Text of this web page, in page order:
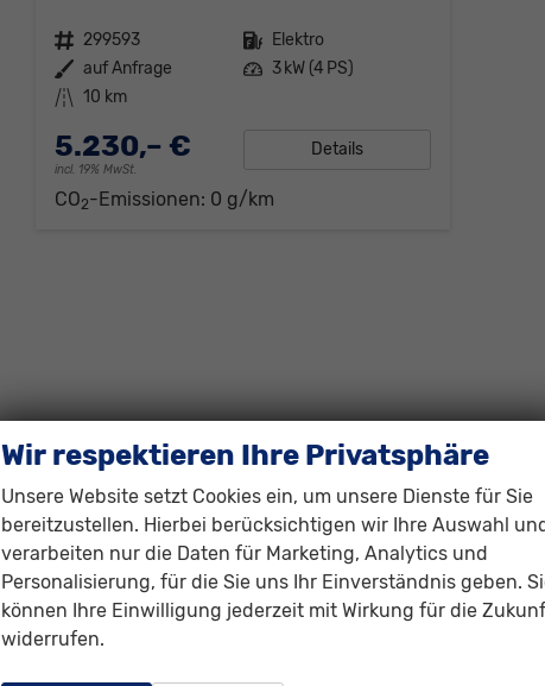
Fahrzeugnr. 299593 Kraftstoff Elektro
Außenfarbe auf Anfrage Leistung 3 kW (4 PS)
Kilometerstand 10 km
5.230,– €
incl. 19% MwSt.
Details
CO2-Emissionen: 0 g/km
Wir respektieren Ihre Privatsphäre
Unsere Website setzt Cookies ein, um unsere Dienste für Sie
bereitzustellen. Hierbei berücksichtigen wir Ihre Auswahl
verarbeiten nur die Daten für Marketing, Analytics und
Personalisierung, für die Sie uns Ihr Einverständnis geben.
können Ihre Einwilligung jederzeit mit Wirkung für die
widerrufen.